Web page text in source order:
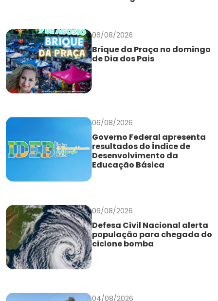
06/08/2026
Brique da Praça no domingo
de Dia dos Pais
06/08/2026
Governo Federal apresenta
resultados do Índice de
Desenvolvimento da
Educação Básica
06/08/2026
Defesa Civil Nacional alerta
população para chegada do
ciclone bomba
04/08/2026